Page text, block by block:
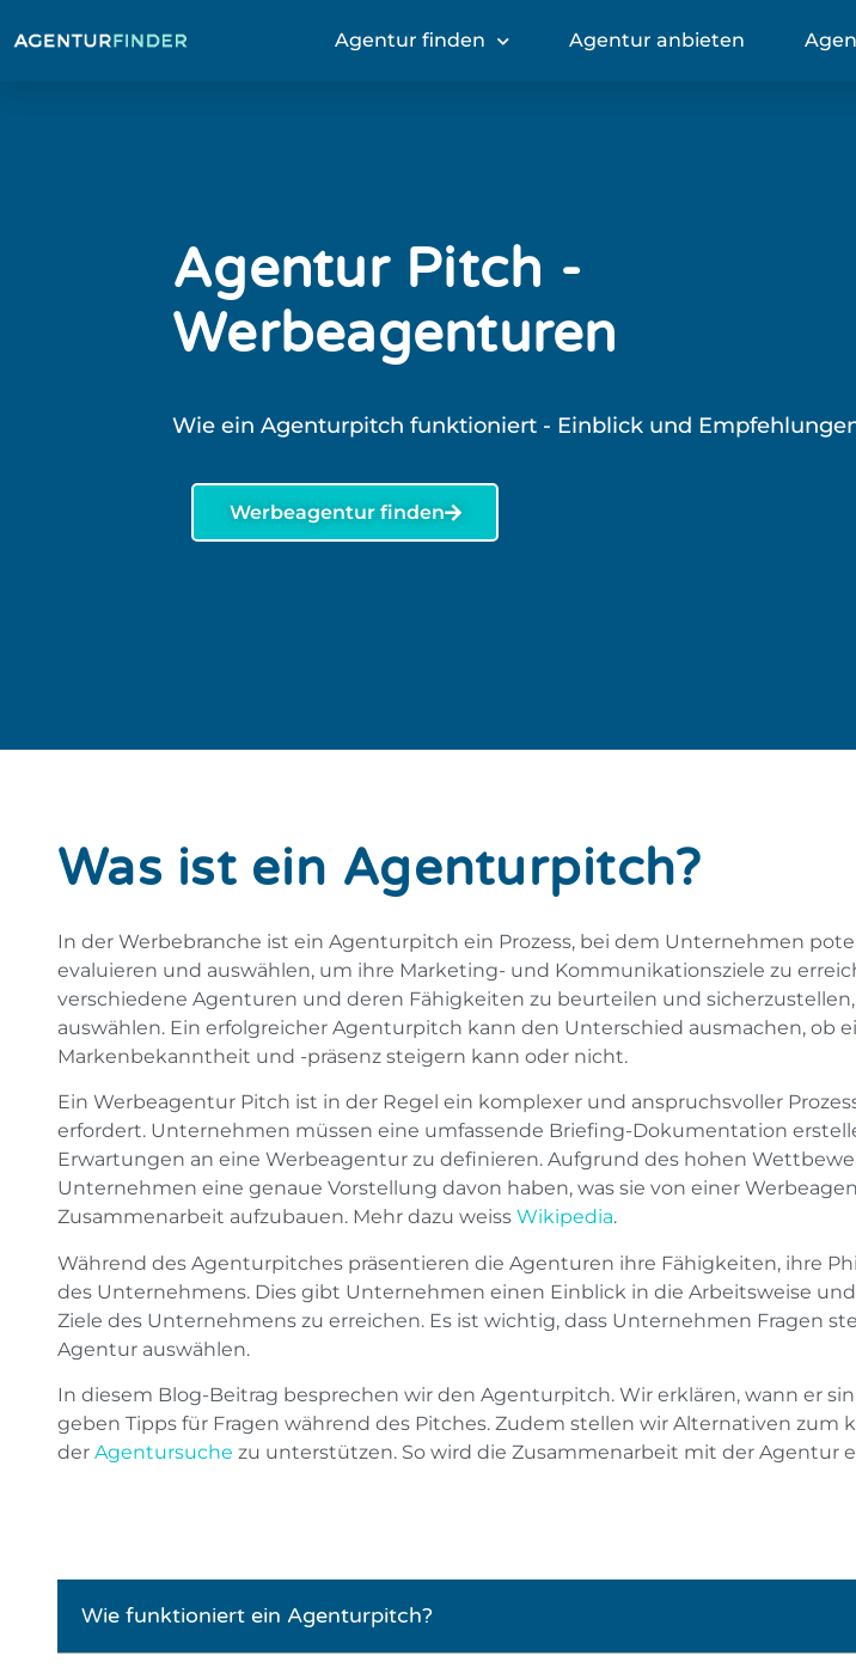
Agentur finden Agentur anbieten
Agentur Pitch -
Werbeagenturen
Wie ein Agenturpitch funktioniert - Einblick und
Werbeagentur finden
Was ist ein Agenturpitch?
In der Werbebranche ist ein Agenturpitch ein Prozess, bei dem Unternehmen
evaluieren und auswählen, um ihre Marketing- und Kommunikationsziele zu
verschiedene Agenturen und deren Fähigkeiten zu beurteilen und
auswählen. Ein erfolgreicher Agenturpitch kann den Unterschied ausmachen, ob
Markenbekanntheit und -präsenz steigern kann oder nicht.
Ein Werbeagentur Pitch ist in der Regel ein komplexer und anspruchsvoller
erfordert. Unternehmen müssen eine umfassende Briefing-Dokumentation
Erwartungen an eine Werbeagentur zu definieren. Aufgrund des hohen
Unternehmen eine genaue Vorstellung davon haben, was sie von einer
Zusammenarbeit aufzubauen. Mehr dazu weiss Wikipedia.
Während des Agenturpitches präsentieren die Agenturen ihre Fähigkeiten, ihre
des Unternehmens. Dies gibt Unternehmen einen Einblick in die Arbeitsweise
Ziele des Unternehmens zu erreichen. Es ist wichtig, dass Unternehmen Fragen
Agentur auswählen.
In diesem Blog-Beitrag besprechen wir den Agenturpitch. Wir erklären, wann er
geben Tipps für Fragen während des Pitches. Zudem stellen wir Alternativen zum
der Agentursuche zu unterstützen. So wird die Zusammenarbeit mit der Agentur
Wie funktioniert ein Agenturpitch?